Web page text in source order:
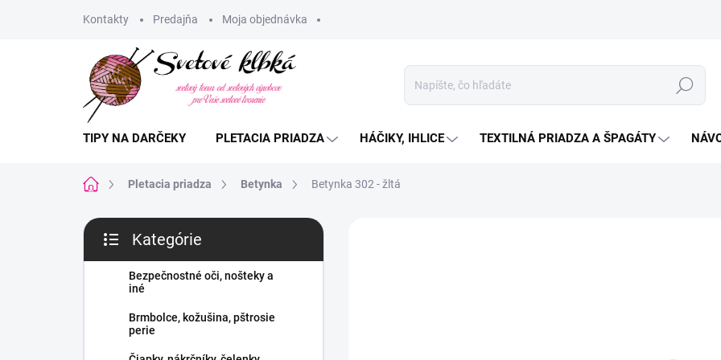
Kontakty Predajňa Moja objednávka
Hľadať
TIPY NA DARČEKY PLETACIA PRIADZA HÁČIKY, IHLICE TEXTILNÁ PRIADZA A ŠPAGÁTY
DomovPletacia priadza Betynka Betynka 302 - žltá
B
č
kategórie
Kategórie
Bezpečnostné oči, nošteky a
iné
Brmbolce, kožušina, pštrosie
perie